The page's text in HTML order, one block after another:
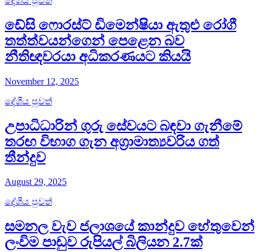
ඩේසි ෆොරස්ට් ඩිමෙන්ෂියා ඇතුළු රෝගී
තත්ත්වයන්ගෙන් පෙළෙන බව
නීතිඥවරයා අධිකරණයට කියයි
November 12, 2025
දේශීය පුවත්
උපාධිධාරින් ගුරු සේවයට බඳවා ගැනීමේ
තරඟ විභාග ගැන අග්‍රාමාත්‍යවරිය ගත්
තීන්දුව
August 29, 2025
දේශීය පුවත්
සමනල වැව ජලාශයේ කාන්දුව හේතුවෙන්
ලංවිම පාඩුව රුපියල් බිලියන 2.7ක්